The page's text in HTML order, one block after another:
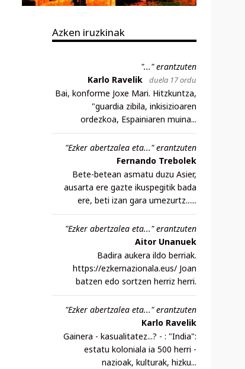
Azken iruzkinak
"..." erantzuten
Karlo Ravelik
duela 17 ordu
Bai, konforme Joxe Mari. Hitzkuntza,
"guardia zibila, inkisizioaren
ordezkoa, Espainiaren muina...
"Ezker abertzalea eta..." erantzuten
Fernando Trebolek
Bete-betean asmatu duzu Asier,
ausarta ere gazte ikuspegitik bada
ere, beti izan gara umezurtz......
"Ezker abertzalea eta..." erantzuten
Aitor Unanuek
Badira aukera ildo berriak.
https://ezkernazionala.eus/ Joan
batzen edo sortzen herriz herri.
"Ezker abertzalea eta..." erantzuten
Karlo Ravelik
Gainera - kasualitatez...? - : "India":
estatu koloniala ia 500 herri -
nazioak, kulturak, hizku...